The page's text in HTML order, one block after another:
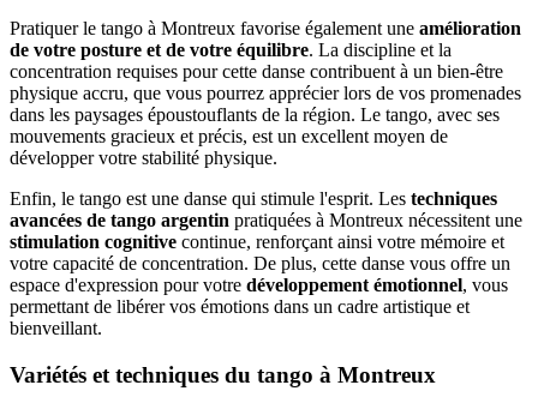
Pratiquer le tango à Montreux favorise également une amélioration
de votre posture et de votre équilibre. La discipline et la
concentration requises pour cette danse contribuent à un bien-être
physique accru, que vous pourrez apprécier lors de vos promenades
dans les paysages époustouflants de la région. Le tango, avec ses
mouvements gracieux et précis, est un excellent moyen de
développer votre stabilité physique.
Enfin, le tango est une danse qui stimule l'esprit. Les techniques
avancées de tango argentin pratiquées à Montreux nécessitent une
stimulation cognitive continue, renforçant ainsi votre mémoire et
votre capacité de concentration. De plus, cette danse vous offre un
espace d'expression pour votre développement émotionnel, vous
permettant de libérer vos émotions dans un cadre artistique et
bienveillant.
Variétés et techniques du tango à Montreux